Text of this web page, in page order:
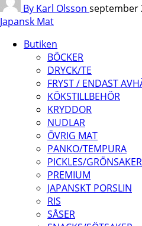
By Karl Olsson september
Japansk Mat
Butiken
BÖCKER
DRYCK/TE
FRYST / ENDAST
KÖKSTILLBEHÖR
KRYDDOR
NUDLAR
ÖVRIG MAT
PANKO/TEMPURA
PICKLES/GRÖNSAKER
PREMIUM
JAPANSKT PORSLIN
RIS
SÅSER